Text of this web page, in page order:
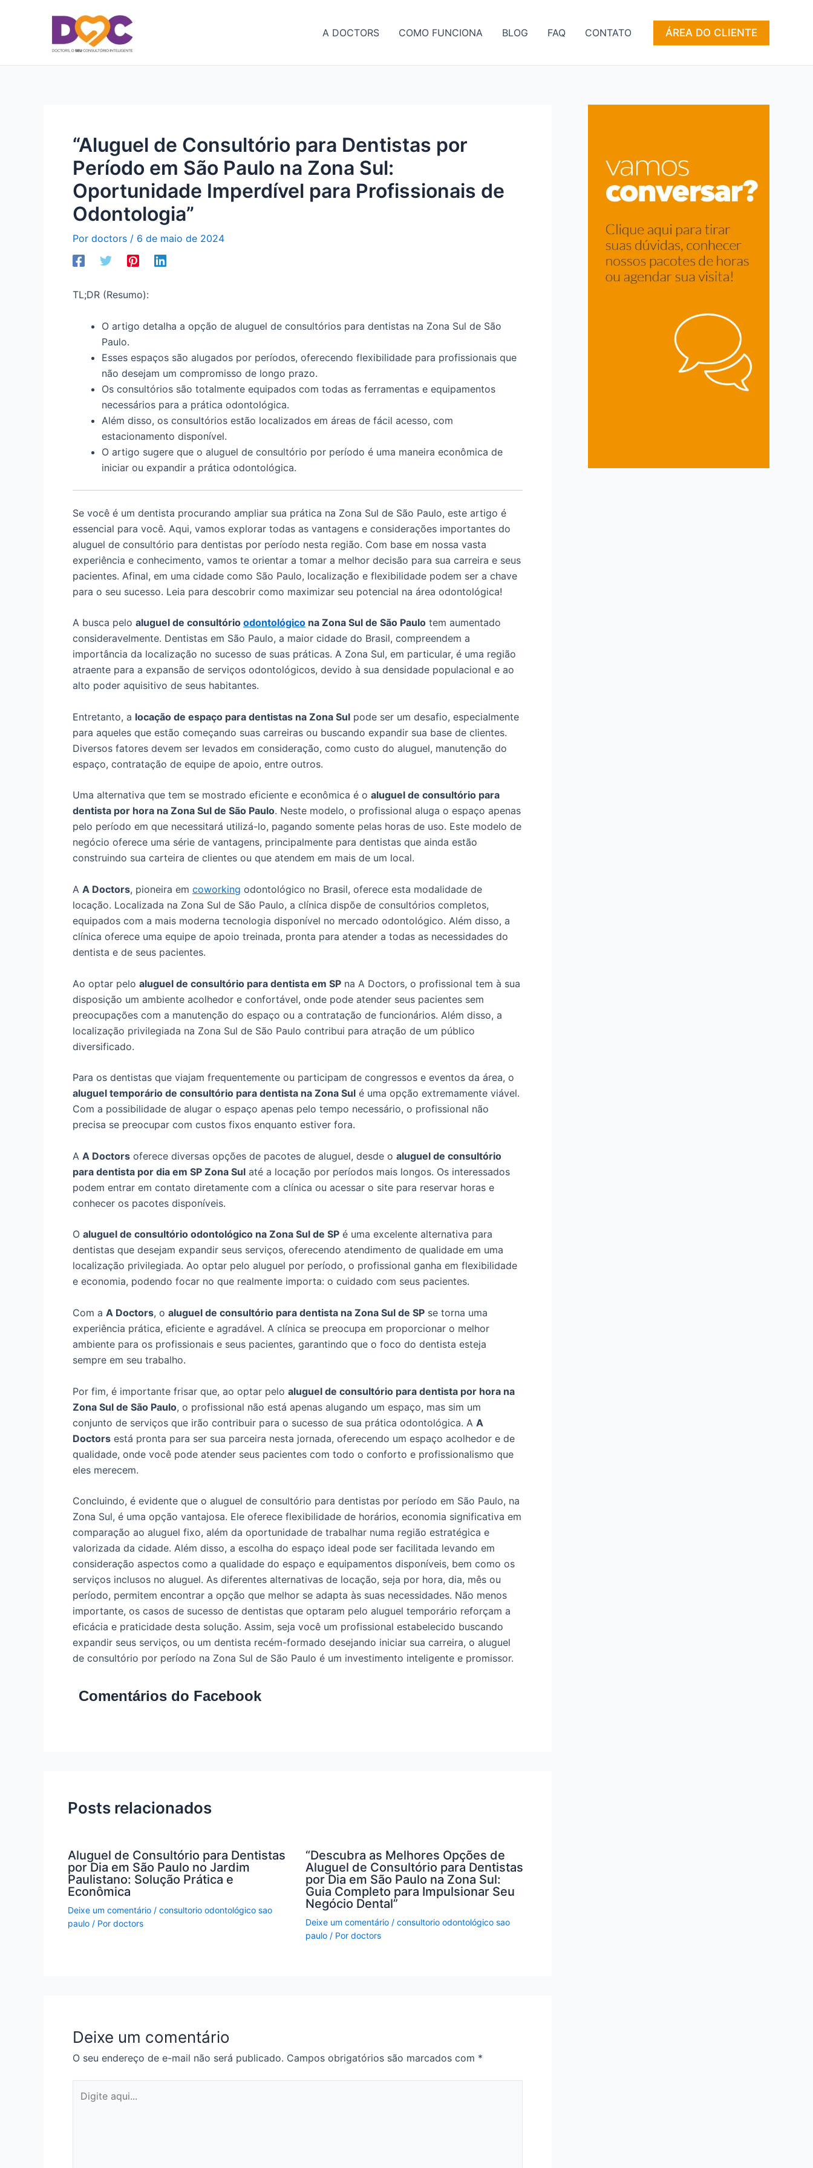
A DOCTORS COMO FUNCIONA BLOG FAQ CONTATO ÁREA DO CLIENTE
“Aluguel de Consultório para Dentistas por
Período em São Paulo na Zona Sul:
Oportunidade Imperdível para Profissionais de
Odontologia”
Por doctors / 6 de maio de 2024
TL;DR (Resumo):
O artigo detalha a opção de aluguel de consultórios para dentistas na Zona Sul de São
Paulo.
Esses espaços são alugados por períodos, oferecendo flexibilidade para profissionais que
não desejam um compromisso de longo prazo.
Os consultórios são totalmente equipados com todas as ferramentas e equipamentos
necessários para a prática odontológica.
Além disso, os consultórios estão localizados em áreas de fácil acesso, com
estacionamento disponível.
O artigo sugere que o aluguel de consultório por período é uma maneira econômica de
iniciar ou expandir a prática odontológica.
Se você é um dentista procurando ampliar sua prática na Zona Sul de São Paulo, este artigo é
essencial para você. Aqui, vamos explorar todas as vantagens e considerações importantes do
aluguel de consultório para dentistas por período nesta região. Com base em nossa vasta
experiência e conhecimento, vamos te orientar a tomar a melhor decisão para sua carreira e seus
pacientes. Afinal, em uma cidade como São Paulo, localização e flexibilidade podem ser a chave
para o seu sucesso. Leia para descobrir como maximizar seu potencial na área odontológica!
A busca pelo aluguel de consultório odontológico na Zona Sul de São Paulo tem aumentado
consideravelmente. Dentistas em São Paulo, a maior cidade do Brasil, compreendem a
importância da localização no sucesso de suas práticas. A Zona Sul, em particular, é uma região
atraente para a expansão de serviços odontológicos, devido à sua densidade populacional e ao
alto poder aquisitivo de seus habitantes.
Entretanto, a locação de espaço para dentistas na Zona Sul pode ser um desafio, especialmente
para aqueles que estão começando suas carreiras ou buscando expandir sua base de clientes.
Diversos fatores devem ser levados em consideração, como custo do aluguel, manutenção do
espaço, contratação de equipe de apoio, entre outros.
Uma alternativa que tem se mostrado eficiente e econômica é o aluguel de consultório para
dentista por hora na Zona Sul de São Paulo. Neste modelo, o profissional aluga o espaço apenas
pelo período em que necessitará utilizá-lo, pagando somente pelas horas de uso. Este modelo de
negócio oferece uma série de vantagens, principalmente para dentistas que ainda estão
construindo sua carteira de clientes ou que atendem em mais de um local.
A A Doctors, pioneira em coworking odontológico no Brasil, oferece esta modalidade de
locação. Localizada na Zona Sul de São Paulo, a clínica dispõe de consultórios completos,
equipados com a mais moderna tecnologia disponível no mercado odontológico. Além disso, a
clínica oferece uma equipe de apoio treinada, pronta para atender a todas as necessidades do
dentista e de seus pacientes.
Ao optar pelo aluguel de consultório para dentista em SP na A Doctors, o profissional tem à sua
disposição um ambiente acolhedor e confortável, onde pode atender seus pacientes sem
preocupações com a manutenção do espaço ou a contratação de funcionários. Além disso, a
localização privilegiada na Zona Sul de São Paulo contribui para atração de um público
diversificado.
Para os dentistas que viajam frequentemente ou participam de congressos e eventos da área, o
aluguel temporário de consultório para dentista na Zona Sul é uma opção extremamente viável.
Com a possibilidade de alugar o espaço apenas pelo tempo necessário, o profissional não
precisa se preocupar com custos fixos enquanto estiver fora.
A A Doctors oferece diversas opções de pacotes de aluguel, desde o aluguel de consultório
para dentista por dia em SP Zona Sul até a locação por períodos mais longos. Os interessados
podem entrar em contato diretamente com a clínica ou acessar o site para reservar horas e
conhecer os pacotes disponíveis.
O aluguel de consultório odontológico na Zona Sul de SP é uma excelente alternativa para
dentistas que desejam expandir seus serviços, oferecendo atendimento de qualidade em uma
localização privilegiada. Ao optar pelo aluguel por período, o profissional ganha em flexibilidade
e economia, podendo focar no que realmente importa: o cuidado com seus pacientes.
Com a A Doctors, o aluguel de consultório para dentista na Zona Sul de SP se torna uma
experiência prática, eficiente e agradável. A clínica se preocupa em proporcionar o melhor
ambiente para os profissionais e seus pacientes, garantindo que o foco do dentista esteja
sempre em seu trabalho.
Por fim, é importante frisar que, ao optar pelo aluguel de consultório para dentista por hora na
Zona Sul de São Paulo, o profissional não está apenas alugando um espaço, mas sim um
conjunto de serviços que irão contribuir para o sucesso de sua prática odontológica. A A
Doctors está pronta para ser sua parceira nesta jornada, oferecendo um espaço acolhedor e de
qualidade, onde você pode atender seus pacientes com todo o conforto e profissionalismo que
eles merecem.
Concluindo, é evidente que o aluguel de consultório para dentistas por período em São Paulo, na
Zona Sul, é uma opção vantajosa. Ele oferece flexibilidade de horários, economia significativa em
comparação ao aluguel fixo, além da oportunidade de trabalhar numa região estratégica e
valorizada da cidade. Além disso, a escolha do espaço ideal pode ser facilitada levando em
consideração aspectos como a qualidade do espaço e equipamentos disponíveis, bem como os
serviços inclusos no aluguel. As diferentes alternativas de locação, seja por hora, dia, mês ou
período, permitem encontrar a opção que melhor se adapta às suas necessidades. Não menos
importante, os casos de sucesso de dentistas que optaram pelo aluguel temporário reforçam a
eficácia e praticidade desta solução. Assim, seja você um profissional estabelecido buscando
expandir seus serviços, ou um dentista recém-formado desejando iniciar sua carreira, o aluguel
de consultório por período na Zona Sul de São Paulo é um investimento inteligente e promissor.
Comentários do Facebook
Posts relacionados
Aluguel de Consultório para Dentistas
por Dia em São Paulo no Jardim
Paulistano: Solução Prática e
Econômica
Deixe um comentário / consultorio odontológico sao
paulo / Por doctors
“Descubra as Melhores Opções de
Aluguel de Consultório para Dentistas
por Dia em São Paulo na Zona Sul:
Guia Completo para Impulsionar Seu
Negócio Dental”
Deixe um comentário / consultorio odontológico sao
paulo/ Por doctors
Deixe um comentário
O seu endereço de e-mail não será publicado. Campos obrigatórios são marcados com *
aqui...